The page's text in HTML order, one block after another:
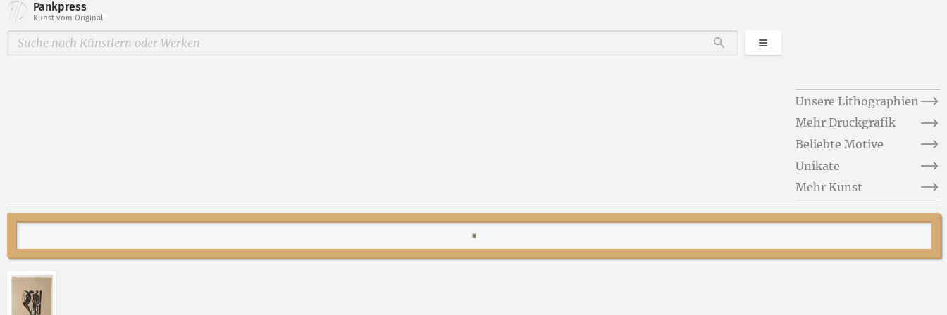
Pankpress
Kunst vom Original
DurchsuchenKategorien
Unsere Lithographien
Mehr Druckgrafik
Beliebte Motive
Unikate
Mehr Kunst
Abbildung 2 von „Paar“ von Peter Dettmann öffnen